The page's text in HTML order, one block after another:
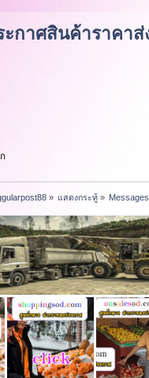
กาศสินค้าราคาส่
» แสดงกระทู้» Messages